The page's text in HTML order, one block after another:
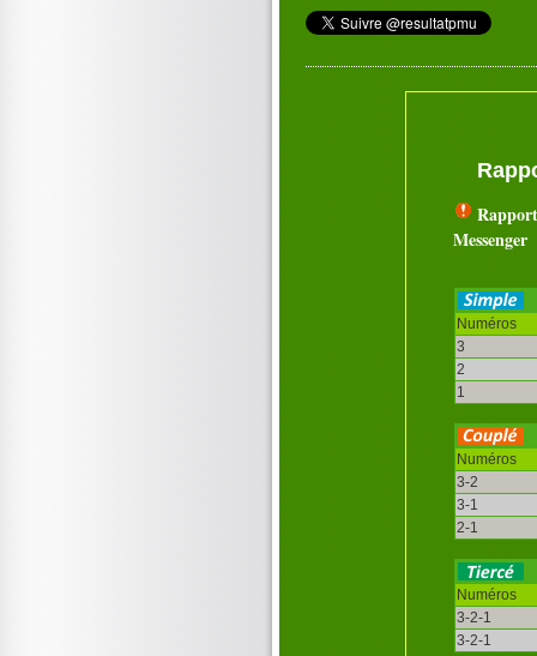
Messenger
Numéros
3
2
1
Numéros
3-2
3-1
2-1
Numéros
3-2-1
3-2-1